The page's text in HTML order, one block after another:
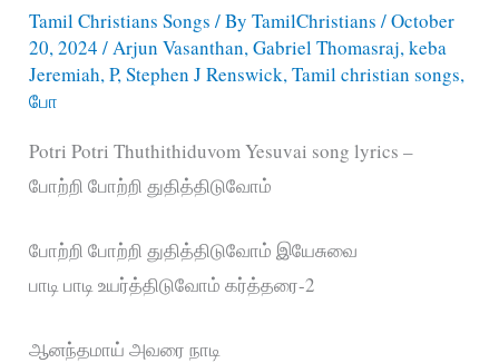
Tamil Christians Songs / ByTamilChristians/October
20, 2024/ Arjun Vasanthan,Gabriel Thomasraj,keba
Jeremiah,P,Stephen J Renswick,Tamil christian songs,
போ
Potri Potri Thuthithiduvom Yesuvai song lyrics –
போற்றி போற்றி துதித்திடுவோம்
போற்றி போற்றி துதித்திடுவோம் இயேசுவை
பாடி பாடி உயர்த்திடுவோம் கர்த்தரை-2
ஆனந்தமாய் அவரை நாடி